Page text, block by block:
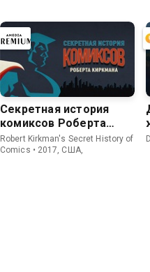
Секретная история
комиксов Роберта
Киркмана
Robert Kirkman's Secret History of
Comics • 2017, США,